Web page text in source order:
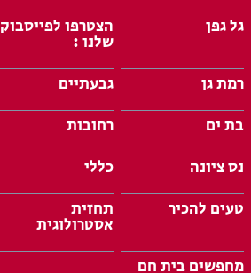
גל גפן הצטרפו לפייסבוק
שלנו :
רמת גן
גבעתיים
בת ים
רחובות
נס ציונה
כללי
טעים להכיר
תחזית
אסטרולוגית
מחפשים בית חם